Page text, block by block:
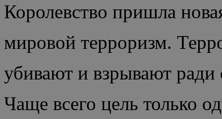
Королевство пришла
мировой терроризм.
убивают и взрывают ради
Чаще всего цель только